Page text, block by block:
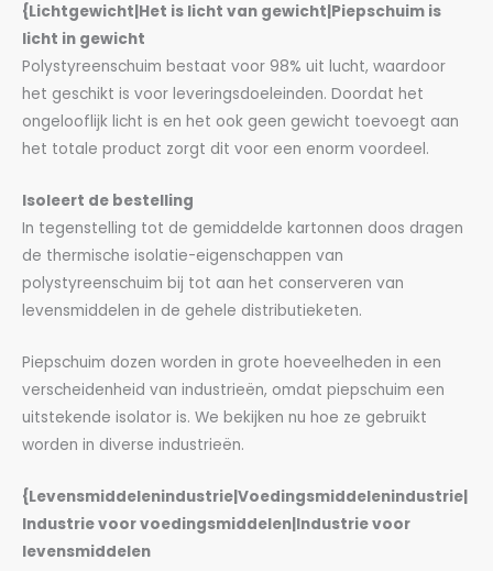
{Lichtgewicht|Het is licht van gewicht|Piepschuim is
licht in gewicht
Polystyreenschuim bestaat voor 98% uit lucht, waardoor
het geschikt is voor leveringsdoeleinden. Doordat het
ongelooflijk licht is en het ook geen gewicht toevoegt aan
het totale product zorgt dit voor een enorm voordeel.
Isoleert de bestelling
In tegenstelling tot de gemiddelde kartonnen doos dragen
de thermische isolatie-eigenschappen van
polystyreenschuim bij tot aan het conserveren van
levensmiddelen in de gehele distributieketen.
Piepschuim dozen worden in grote hoeveelheden in een
verscheidenheid van industrieën, omdat piepschuim een
uitstekende isolator is. We bekijken nu hoe ze gebruikt
worden in diverse industrieën.
{Levensmiddelenindustrie|Voedingsmiddelenindustrie|
Industrie voor voedingsmiddelen|Industrie voor
levensmiddelen